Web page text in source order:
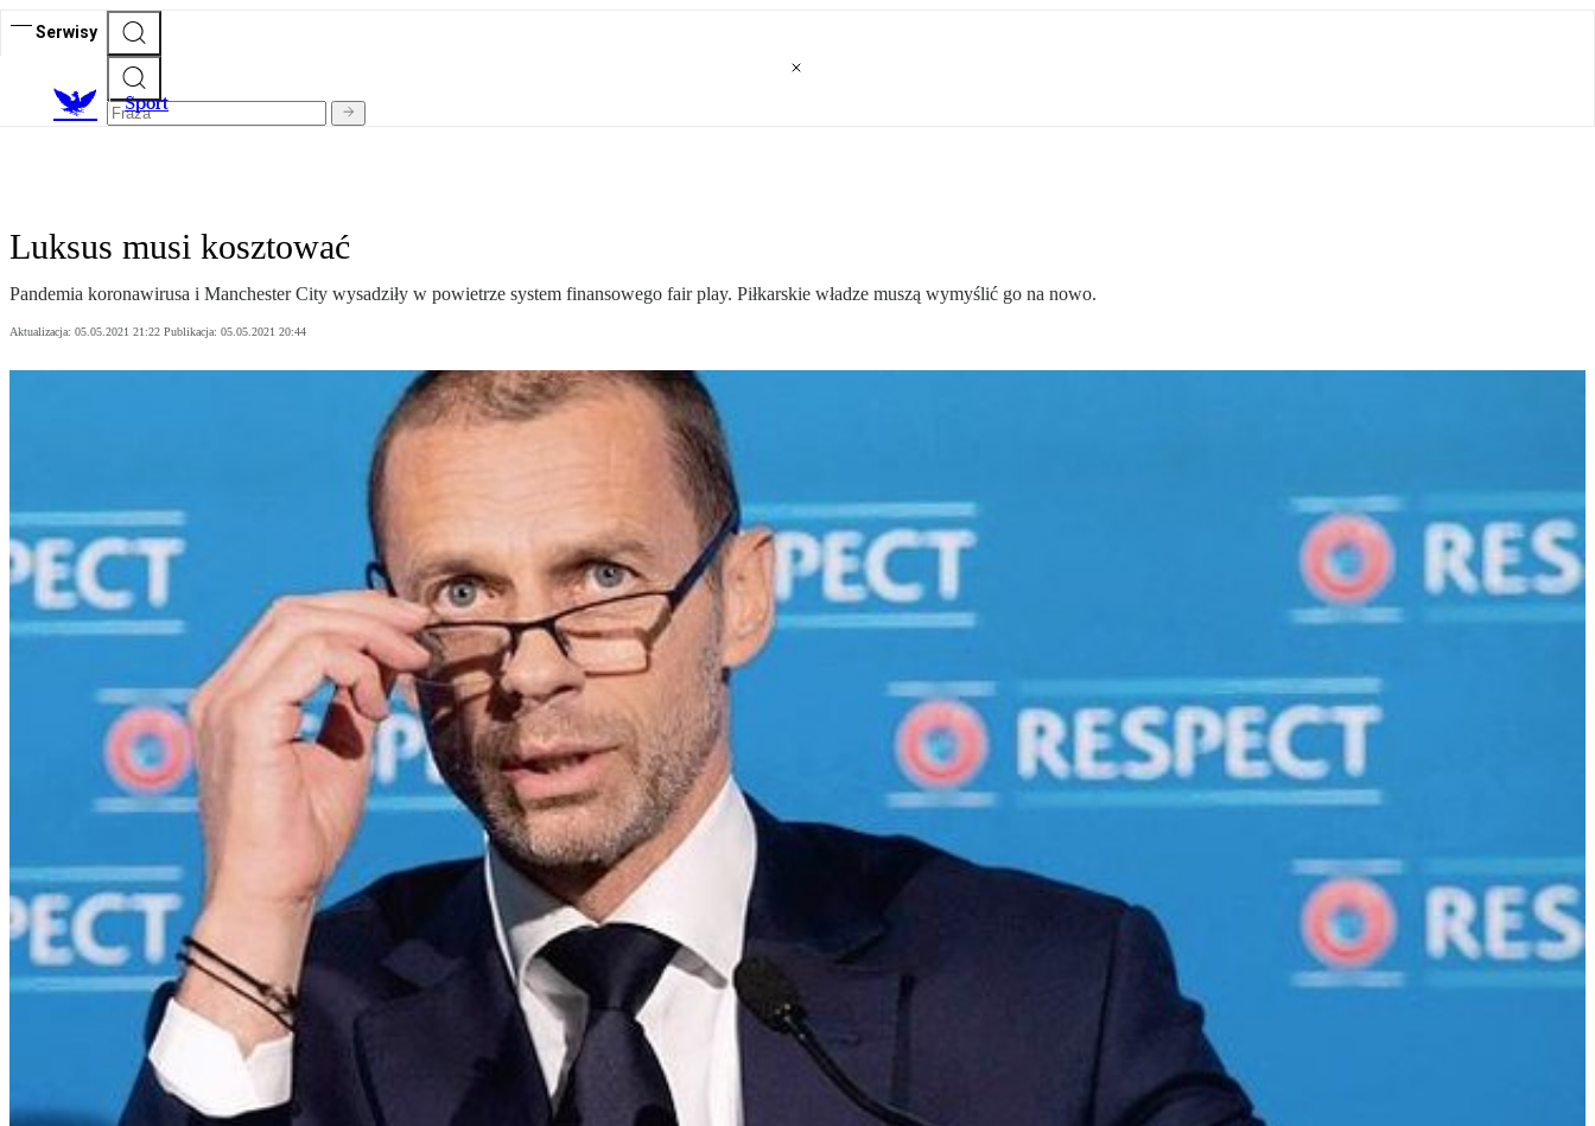
Serwisy
Sport
Luksus musi kosztować
Pandemia koronawirusa i Manchester City wysadziły w powietrze system finansowego fair play. Piłkarskie władze muszą wymyślić go na nowo.
Aktualizacja: 05.05.2021 21:22 Publikacja: 05.05.2021 20:44